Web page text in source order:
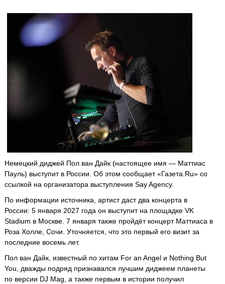
Немецкий диджей Пол ван Дайк (настоящее имя — Маттиас
Пауль) выступит в России. Об этом сообщает «Газета.Ru» со
ссылкой на организатора выступления Say Agency.
По информации источника, артист даст два концерта в
России: 5 января 2027 года он выступит на площадке VK
Stadium в Москве. 7 января также пройдёт концерт Маттиаса в
Роза Холле, Сочи. Уточняется, что это первый его визит за
последние восемь лет.
Пол ван Дайк, известный по хитам For an Angel и Nothing But
You, дважды подряд признавался лучшим диджеем планеты
по версии DJ Mag, а также первым в истории получил